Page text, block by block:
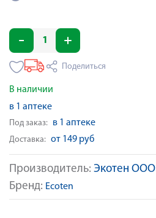
Производитель: Экотен ООО
Бренд: Ecoten
Поделиться
В наличии
в 1 аптеке
Под заказ: в 1 аптеке
Доставка: от 149 руб